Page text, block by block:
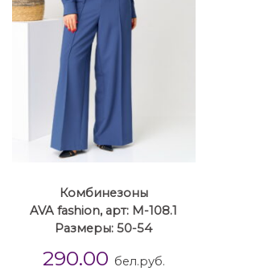
Комбинезоны
AVA fashion, арт: М-108.1
Размеры: 50-54
290.00 бел.руб.